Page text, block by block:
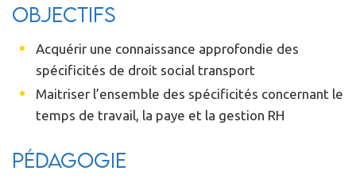
Objectifs
Acquérir une connaissance approfondie des
spécificités de droit social transport
Maitriser l’ensemble des spécificités concernant le
temps de travail, la paye et la gestion RH
Pédagogie